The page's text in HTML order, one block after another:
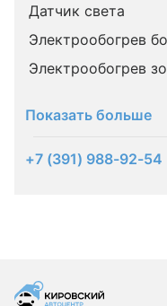
Датчик света
Электрообогрев
Электрообогрев
Показать больше
+7 (391) 988-92-54